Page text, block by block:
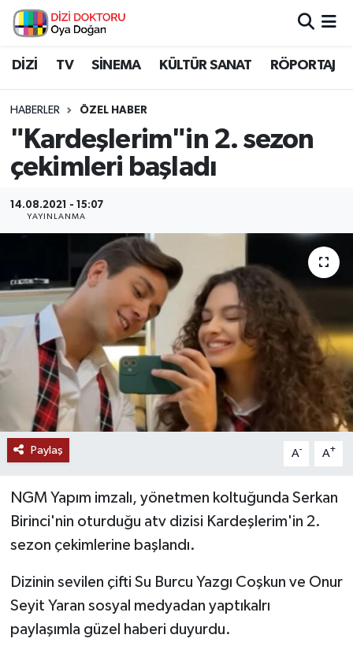
DİZİ TV SİNEMA KÜLTÜR SANAT RÖPORTAJ
HABERLER ÖZEL HABER
"Kardeşlerim"in 2. sezon
çekimleri başladı
14.08.2021 - 15:07
YAYINLANMA
Paylaş A- A+
NGM Yapım imzalı, yönetmen koltuğunda Serkan
Birinci'nin oturduğu atv dizisi Kardeşlerim'in 2.
sezon çekimlerine başlandı.
Dizinin sevilen çifti Su Burcu Yazgı Coşkun ve Onur
Seyit Yaran sosyal medyadan yaptıkalrı
paylaşımla güzel haberi duyurdu.
İstanbul Nöbetçi Eczaneler
İstanbul Namaz Vakitleri
İstanbul Trafik Yoğunluk Haritası
Süper Lig Puan Durumu ve Fikstür
Tüm Manşetler
Son Dakika Haberleri
Haber Arşivi